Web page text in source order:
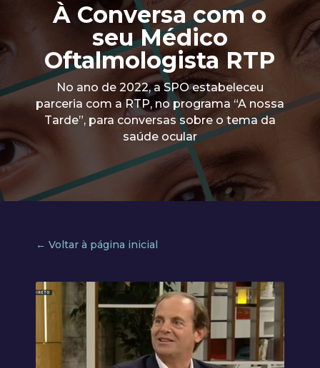
À Conversa com o
seu Médico
Oftalmologista RTP
No ano de 2022, a SPO estabeleceu
parceria com a RTP, no programa “A nossa
Tarde”, para conversas sobre o tema da
saúde ocular
← Voltar à página inicial